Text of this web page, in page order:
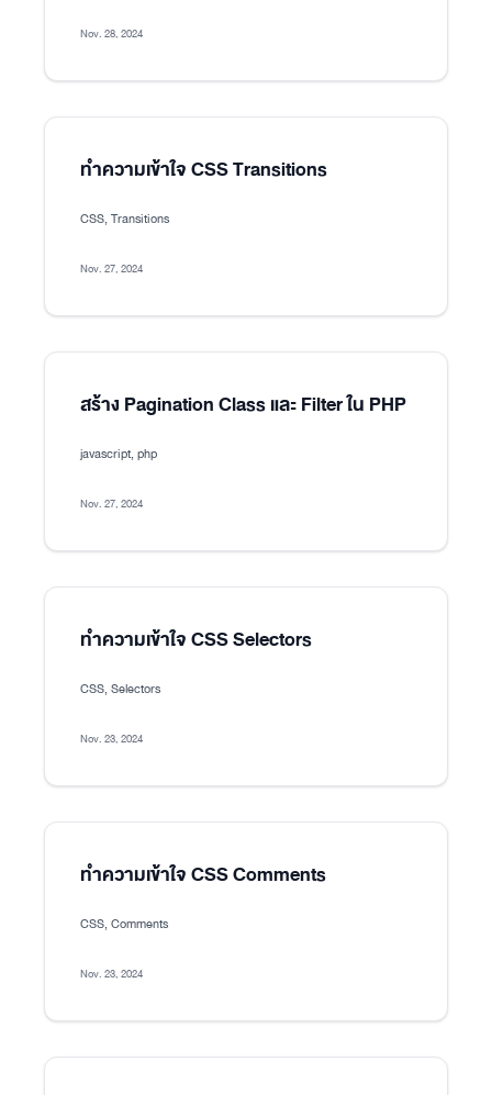
Nov. 28, 2024
ทำความเข้าใจ CSS Transitions
CSS, Transitions
Nov. 27, 2024
สร้าง Pagination Class และ Filter ใน PHP
javascript, php
Nov. 27, 2024
ทำความเข้าใจ CSS Selectors
CSS, Selectors
Nov. 23, 2024
ทำความเข้าใจ CSS Comments
CSS, Comments
Nov. 23, 2024